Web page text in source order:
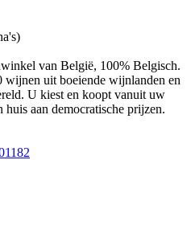
van België, 100% Belgisch.
wijnen uit boeiende wijnlanden en
U kiest en koopt vanuit uw
aan democratische prijzen.